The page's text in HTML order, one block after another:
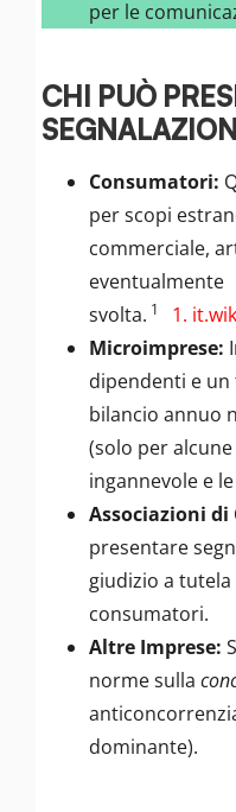
per le
CHI PUÒ
Consumatori:
per scopi
commerciale,
eventualmente
svolta. 1 1.
Microimprese:
dipendenti e
bilancio annuo
(solo per
ingannevole e
Associazioni
presentare
giudizio a
consumatori.
Altre Imprese:
norme sulla
dominante).